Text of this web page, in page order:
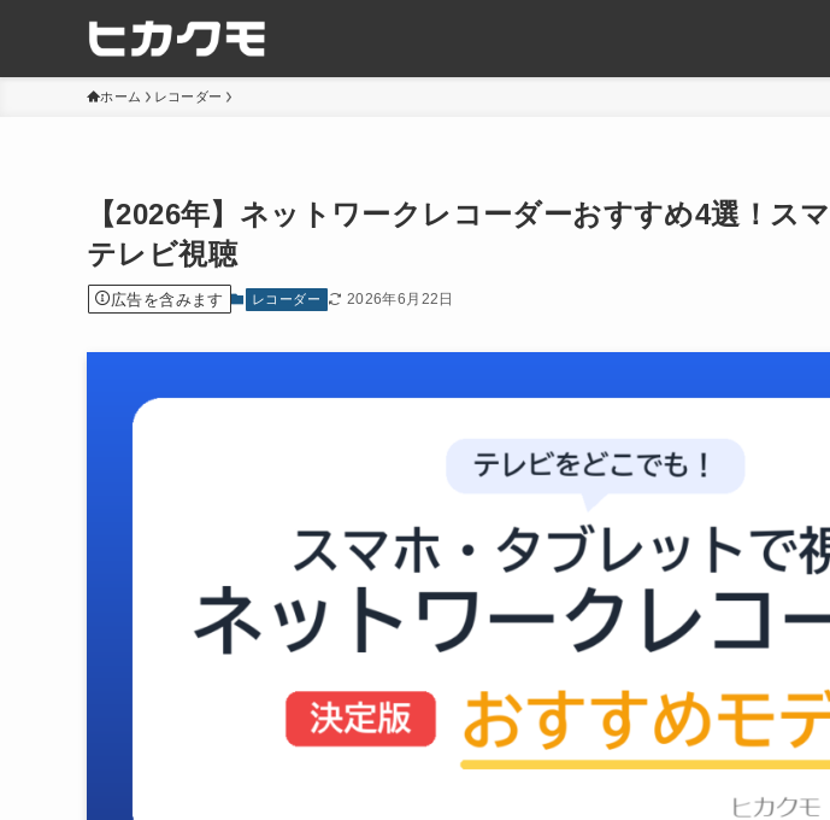
ホーム レコーダー
【2026年】ネットワークレコーダーおすすめ4選！ス
テレビ視聴
広告を含みます レコーダー 2026年6月22日